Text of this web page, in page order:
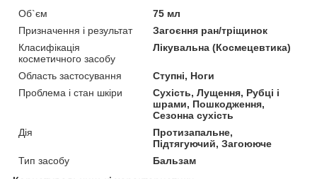
Об`єм
75 мл
Призначення і результат
Загоєння ран/тріщинок
Класифікація
косметичного засобу
Лікувальна (Космецевтика)
Область застосування
Ступні, Ноги
Проблема і стан шкіри
Сухість, Лущення, Рубці і
шрами, Пошкодження,
Сезонна сухість
Дія
Протизапальне,
Підтягуючий, Загоююче
Тип засобу
Бальзам